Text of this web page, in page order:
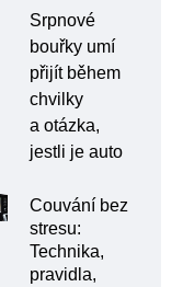
Srpnové
bouřky umí
přijít během
chvilky
a otázka,
jestli je auto
Couvání bez
stresu:
Technika,
pravidla,